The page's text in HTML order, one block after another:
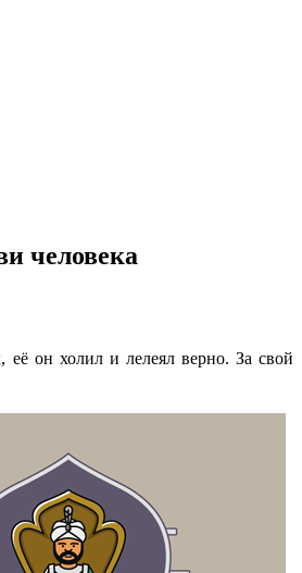
человека
он холил и лелеял верно. За свой